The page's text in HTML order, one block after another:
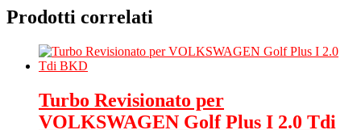
Prodotti correlati
Turbo Revisionato per
VOLKSWAGEN Golf Plus I 2.0 Tdi